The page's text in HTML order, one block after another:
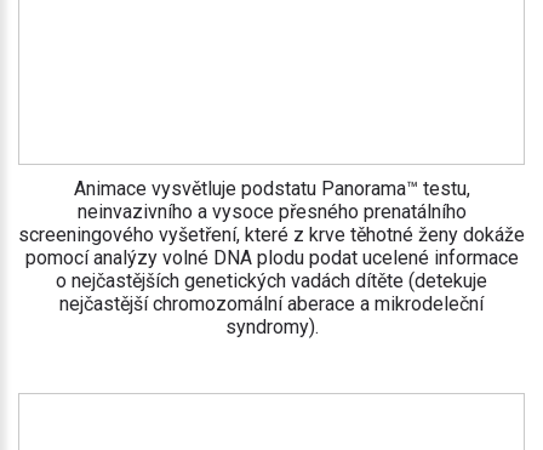
Animace vysvětluje podstatu Panorama™ testu,
neinvazivního a vysoce přesného prenatálního
screeningového vyšetření, které z krve těhotné ženy dokáže
pomocí analýzy volné DNA plodu podat ucelené informace
o nejčastějších genetických vadách dítěte (detekuje
nejčastější chromozomální aberace a mikrodeleční
syndromy).